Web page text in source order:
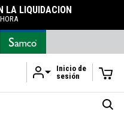
al contenido principal
ACCESORIOS
DURABLES
Inicio de
sesión